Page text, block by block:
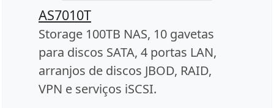
AS7010T
Storage 100TB NAS, 10 gavetas
para discos SATA, 4 portas LAN,
arranjos de discos JBOD, RAID,
VPN e serviços iSCSI.